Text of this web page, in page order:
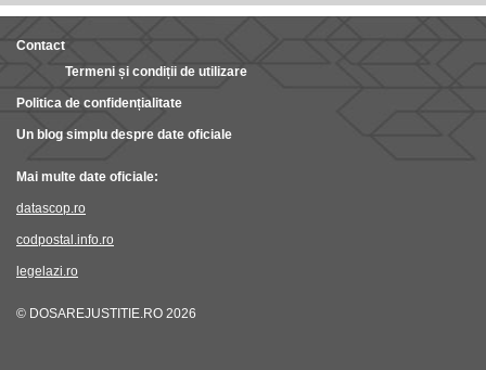
Contact
Termeni și condiții de utilizare
Politica de confidențialitate
Un blog simplu despre date oficiale
Mai multe date oficiale:
datascop.ro
codpostal.info.ro
legelazi.ro
© DOSAREJUSTITIE.RO 2026